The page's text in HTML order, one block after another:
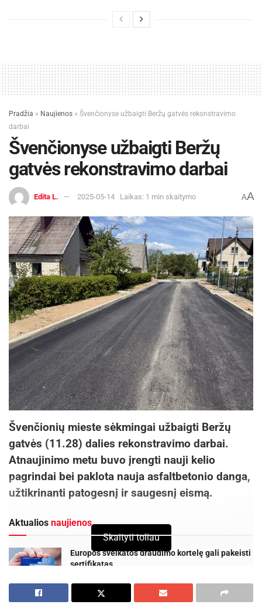
Pradžia » Naujienos » Švenčionyse užbaigti Beržų gatvės rekonstravimo
darbai
Švenčionyse užbaigti Beržų
gatvės rekonstravimo darbai
Edita L. 2025-05-14 Laikas: 1 min skaitymo AA
Švenčionių mieste sėkmingai užbaigti Beržų
gatvės (11.28) dalies rekonstravimo darbai.
Atnaujinimo metu buvo įrengti nauji kelio
pagrindai bei paklota nauja asfaltbetonio danga,
užtikrinanti patogesnį ir saugesnį eismą.
Aktualios naujienos
Europos sveikatos draudimo kortelę gali pakeisti
sertifikatas
Nuo rugpjūčio 10 dienos keisis eismas Panevėžio
Skaityti toliau